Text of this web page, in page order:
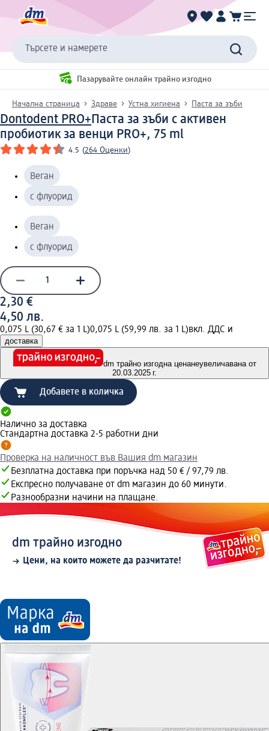
Търсете и намерете
Пазарувайте онлайн трайно изгодно
Начална страница Здраве Устна хигиена Паста за зъби
Dontodent PRO+Паста за зъби с активен
пробиотик за венци PRO+, 75 ml
4.5 (264 Оценки)
Веган
с флуорид
Веган
с флуорид
2,30 €
4,50 лв.
0,075 L (30,67 € за 1 L)0,075 L (59,99 лв. за 1 L)вкл. ДДС и
доставка
dm трайно изгодна ценанеувеличавана от
20.03.2025 г.
Добавете в количка
Налично за доставка
Стандартна доставка 2-5 работни дни
Проверка на наличност във Вашия dm магазин
Безплатна доставка при поръчка над 50 € / 97,79 лв.
Експресно получаване от dm магазин до 60 минути.
Разнообразни начини на плащане.
dm трайно изгодно
Цени, на които можете да разчитате!